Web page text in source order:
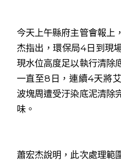
今天上午縣府主管會報上
杰指出，環保局4日到現
現水位高度足以執行清除
一直至8日，連續4天將
波塊周遭受汙染底泥清除
味。
蕭宏杰說明，此次處理範